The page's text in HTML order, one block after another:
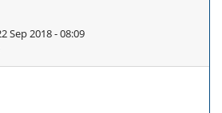
Sep 2018 - 08:09